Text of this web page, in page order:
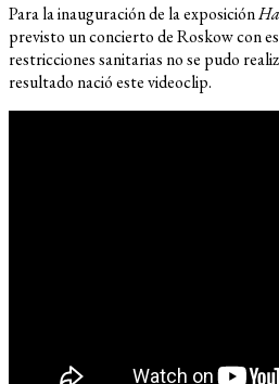
Para la inauguración de la exposición
previsto un concierto de Roskow con
restricciones sanitarias no se pudo
resultado nació este videoclip.